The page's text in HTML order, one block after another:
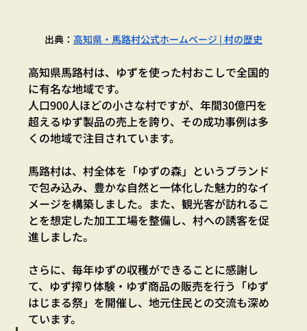
出典： 高知県・馬路村公式ホームページ | 村の歴史
高知県馬路村は、ゆずを使った村おこしで全国的
に有名な地域です。
人口900人ほどの小さな村ですが、年間30億円を
超えるゆず製品の売上を誇り、その成功事例は多
くの地域で注目されています。
馬路村は、村全体を「ゆずの森」というブランド
で包み込み、豊かな自然と一体化した魅力的なイ
メージを構築しました。また、観光客が訪れるこ
とを想定した加工工場を整備し、村への誘客を促
進しました。
さらに、毎年ゆずの収穫ができることに感謝し
て、ゆず搾り体験・ゆず商品の販売を行う「ゆず
はじまる祭」を開催し、地元住民との交流も深め
ています。